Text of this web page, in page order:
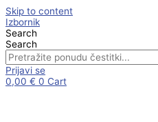
Skip to content
Izbornik
Search
Search
Prijavi se
0,00 € 0 Cart